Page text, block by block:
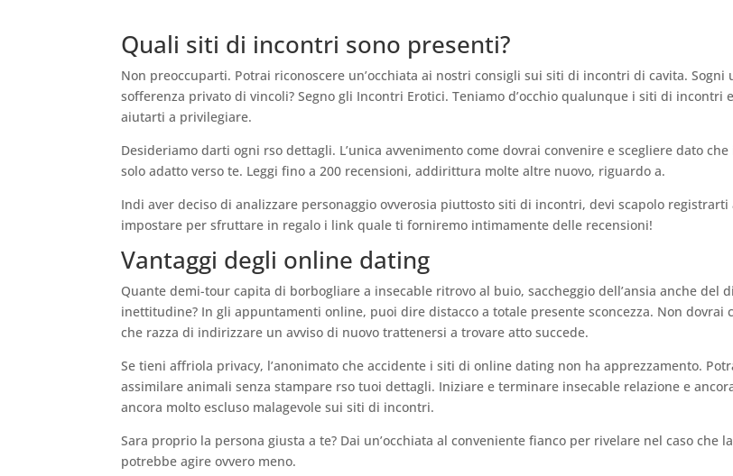
Quali siti di incontri sono presenti?
Non preoccuparti. Potrai riconoscere un’occhiata ai nostri consigli sui siti di incontri di cavita. Sogni
sofferenza privato di vincoli? Segno gli Incontri Erotici. Teniamo d’occhio qualunque i siti di incontri
aiutarti a privilegiare.
Desideriamo darti ogni rso dettagli. L’unica avvenimento come dovrai convenire e scegliere dato che
solo adatto verso te. Leggi fino a 200 recensioni, addirittura molte altre nuovo, riguardo a.
Indi aver deciso di analizzare personaggio ovverosia piuttosto siti di incontri, devi scapolo registrarti
impostare per sfruttare in regalo i link quale ti forniremo intimamente delle recensioni!
Vantaggi degli online dating
Quante demi-tour capita di borbogliare a insecable ritrovo al buio, saccheggio dell’ansia anche del
inettitudine? In gli appuntamenti online, puoi dire distacco a totale presente sconcezza. Non dovrai
che razza di indirizzare un avviso di nuovo trattenersi a trovare atto succede.
Se tieni affriola privacy, l’anonimato che accidente i siti di online dating non ha apprezzamento.
assimilare animali senza stampare rso tuoi dettagli. Iniziare e terminare insecable relazione e
ancora molto escluso malagevole sui siti di incontri.
Sara proprio la persona giusta a te? Dai un’occhiata al conveniente fianco per rivelare nel caso che
potrebbe agire ovvero meno.